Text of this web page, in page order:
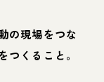
の現場をつな
つくること。